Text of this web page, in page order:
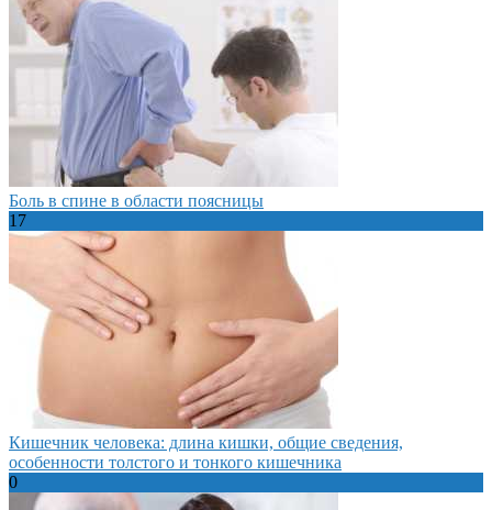
Боль в спине в области поясницы
17
Кишечник человека: длина кишки, общие сведения,
особенности толстого и тонкого кишечника
0